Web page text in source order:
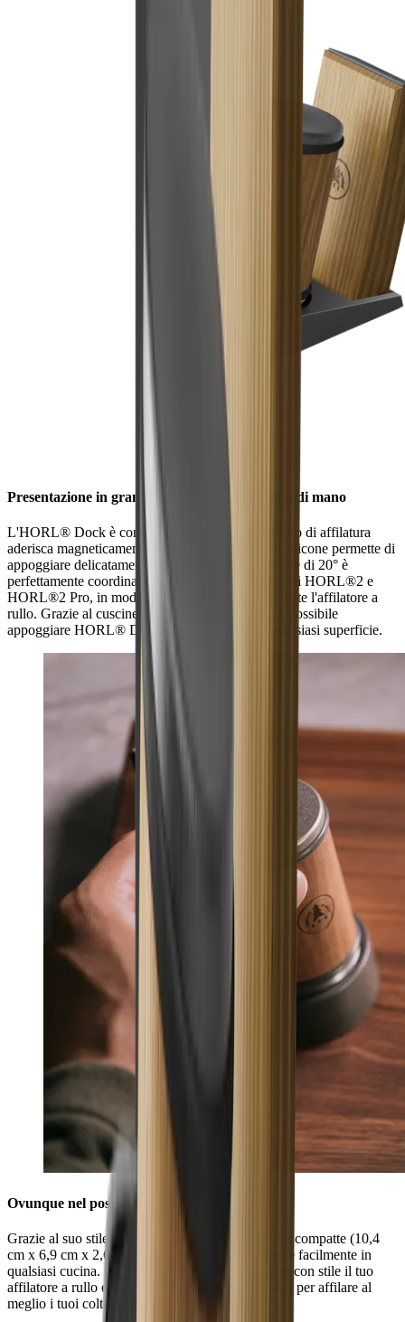
Presentazione in grande stile, sempre a portata di mano
L'HORL® Dock è concepito in modo che il calibro di affilatura
aderisca magneticamente, mentre un supporto in silicone permette di
appoggiare delicatamente l'affilatore. L'inclinazione di 20° è
perfettamente coordinata con i calibri di affilatura di HORL®2 e
HORL®2 Pro, in modo da presentare elegantemente l'affilatore a
rullo. Grazie al cuscinetto antiscivolo sul fondo è possibile
appoggiare HORL® Dock in modo stabile su qualsiasi superficie.
Ovunque nel posto giusto
Grazie al suo stile essenziale e alle sue dimensioni compatte (10,4
cm x 6,9 cm x 2,6 cm), HORL® Dock si inserisce facilmente in
qualsiasi cucina. In questo modo potrai presentare con stile il tuo
affilatore a rullo e averlo sempre a portata di mano per affilare al
meglio i tuoi coltelli.